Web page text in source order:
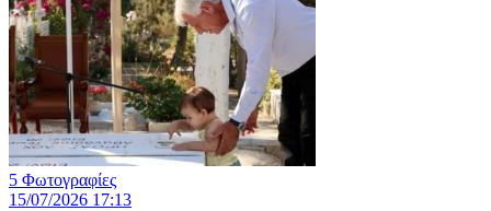
5 Φωτογραφίες
15/07/2026 17:13